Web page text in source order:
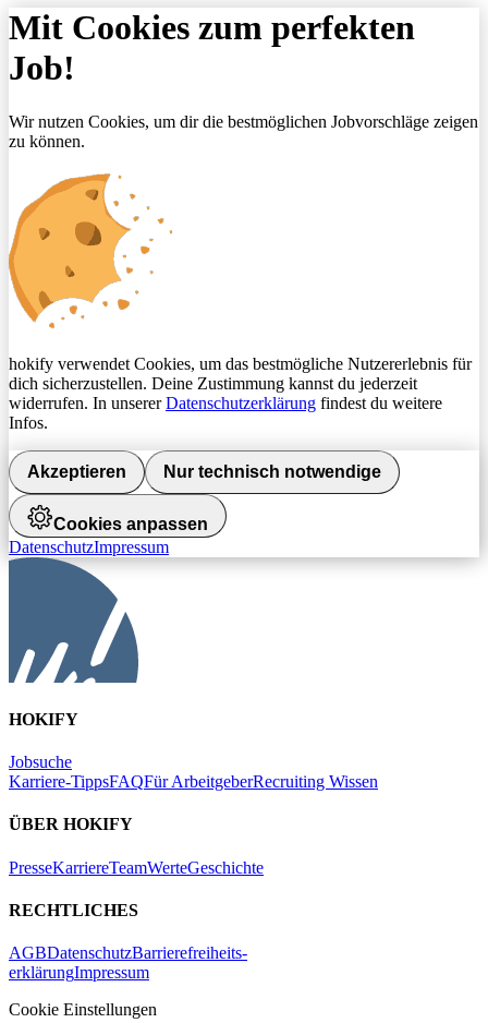
Mit Cookies zum perfekten
Job!
Wir nutzen Cookies, um dir die bestmöglichen Jobvorschläge zeigen
zu können.
hokify verwendet Cookies, um das bestmögliche Nutzererlebnis für
dich sicherzustellen. Deine Zustimmung kannst du jederzeit
widerrufen. In unsererDatenschutzerklärung findest du weitere
Infos.
Akzeptieren Nur technisch notwendige
Cookies anpassen
DatenschutzImpressum
HOKIFY
Jobsuche
Karriere-TippsFAQFür ArbeitgeberRecruiting Wissen
ÜBER HOKIFY
PresseKarriereTeamWerteGeschichte
RECHTLICHES
AGBDatenschutzBarrierefreiheits-
erklärungImpressum
Cookie Einstellungen